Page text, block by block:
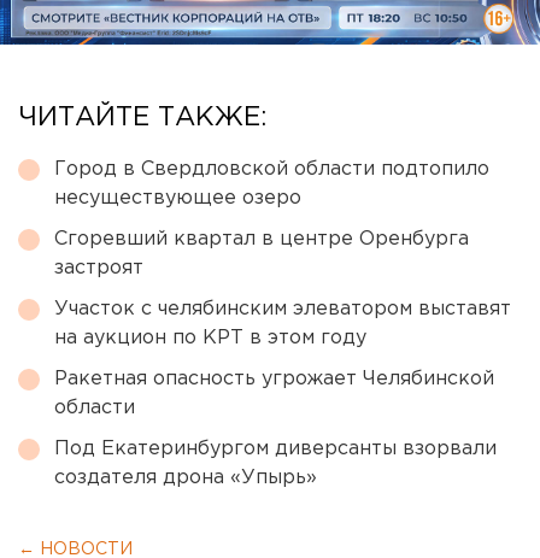
ЧИТАЙТЕ ТАКЖЕ:
Город в Свердловской области подтопило
несуществующее озеро
Сгоревший квартал в центре Оренбурга
застроят
Участок с челябинским элеватором выставят
на аукцион по КРТ в этом году
Ракетная опасность угрожает Челябинской
области
Под Екатеринбургом диверсанты взорвали
создателя дрона «Упырь»
← НОВОСТИ